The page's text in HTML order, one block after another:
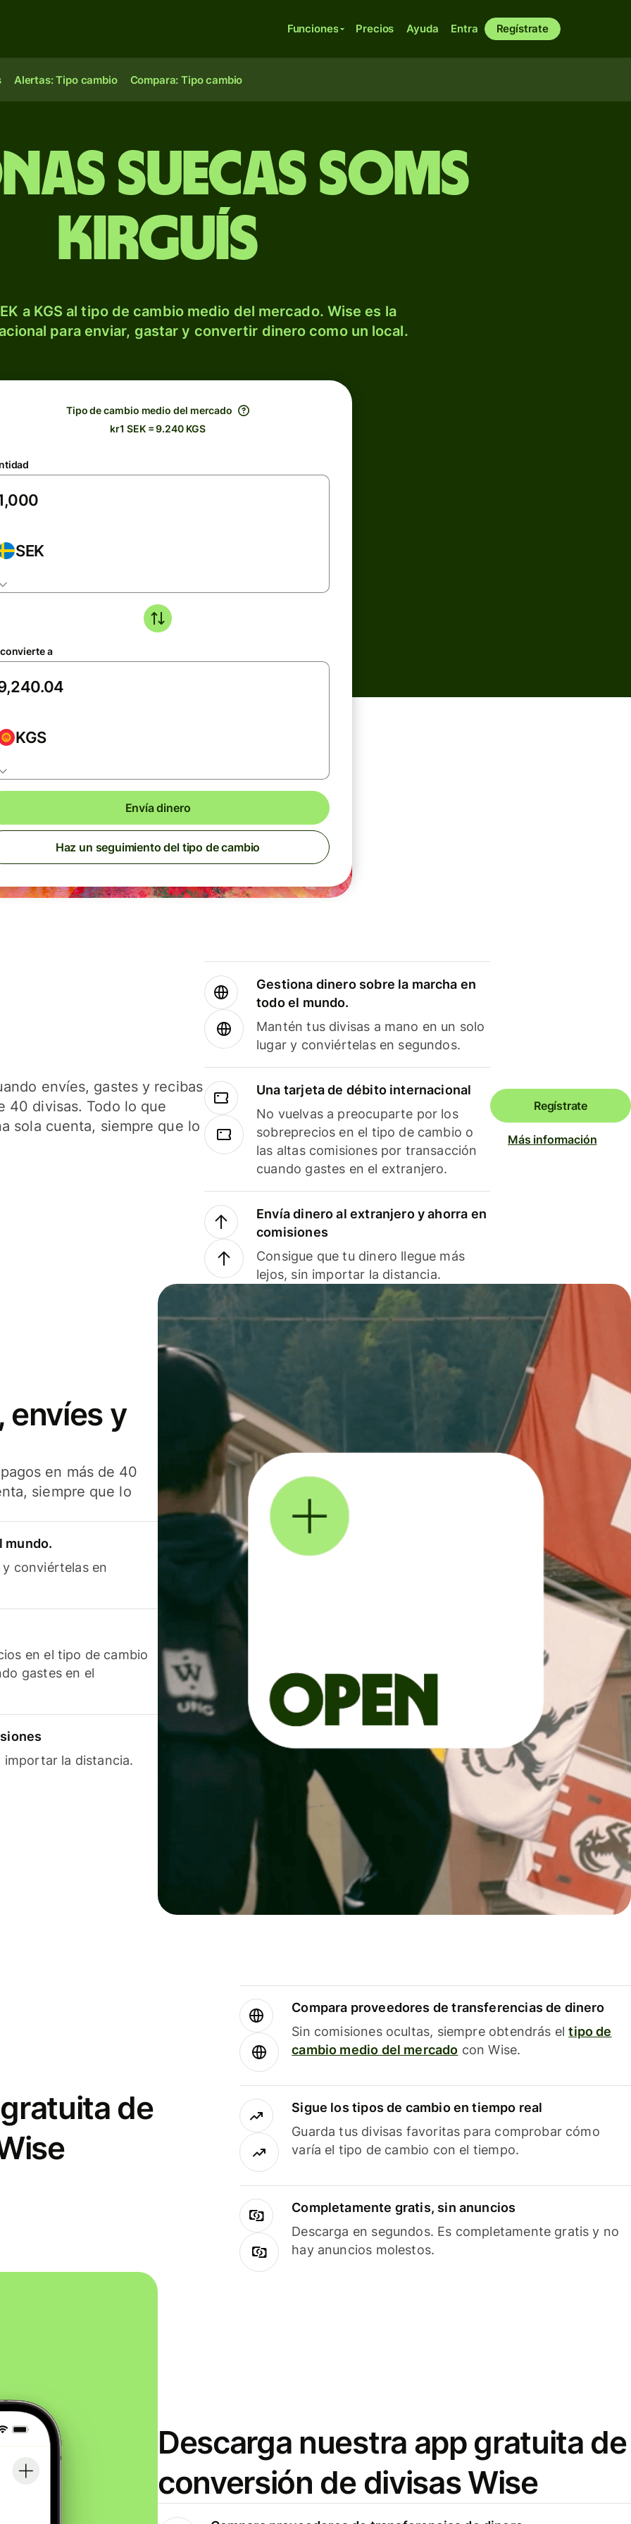
Funciones Precios Ayuda Entra Regístrate
Alertas: Tipo cambio Compara: Tipo cambio
suecas soms
kirguís
a KGS al tipo de cambio medio del mercado. Wise es la
para enviar, gastar y convertir dinero como un local.
Tipo de cambio medio del mercado
kr1 SEK = 9.240 KGS
SEK
a
KGS
Envía dinero
Haz un seguimiento del tipo de cambio
envíes, gastes y recibas
40 divisas. Todo lo que
sola cuenta, siempre que lo
Gestiona dinero sobre la marcha en
todo el mundo.
Mantén tus divisas a mano en un solo
lugar y conviértelas en segundos.
Una tarjeta de débito internacional
No vuelvas a preocuparte por los
sobreprecios en el tipo de cambio o
las altas comisiones por transacción
cuando gastes en el extranjero.
Envía dinero al extranjero y ahorra en
comisiones
Consigue que tu dinero llegue más
lejos, sin importar la distancia.
Regístrate
Más información
envíes y
en más de 40
siempre que lo
mundo.
conviértelas en
en el tipo de cambio
gastes en el
importar la distancia.
de
Compara proveedores de transferencias de dinero
Sin comisiones ocultas, siempre obtendrás eltipo de
cambio medio del mercado con Wise.
Sigue los tipos de cambio en tiempo real
Guarda tus divisas favoritas para comprobar cómo
varía el tipo de cambio con el tiempo.
Completamente gratis, sin anuncios
Descarga en segundos. Es completamente gratis y no
hay anuncios molestos.
Descarga nuestra app gratuita de
conversión de divisas Wise